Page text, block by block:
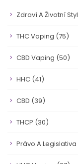
Zdraví A Životní Styl
THC Vaping (75)
CBD Vaping (50)
HHC (41)
CBD (39)
THCP (30)
Právo A Legislativa